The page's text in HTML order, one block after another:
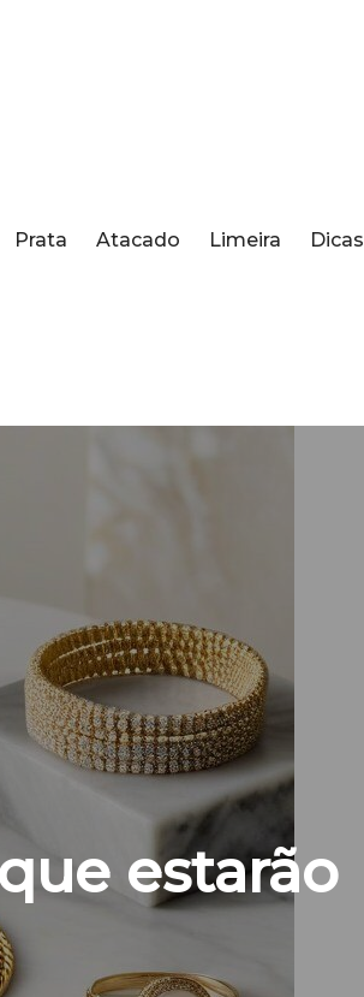
Prata Atacado Limeira Dicas
estarão